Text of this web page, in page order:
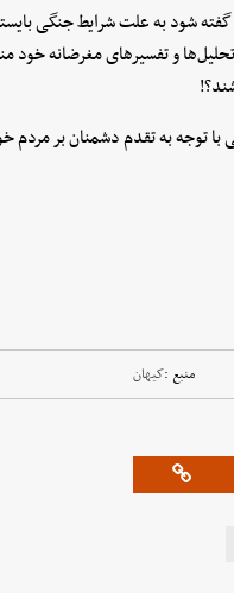
شود به علت شرایط جنگی
و تفسیرهای مغرضانه خود
توجه به تقدم دشمنان بر مردم
منبع :کیهان